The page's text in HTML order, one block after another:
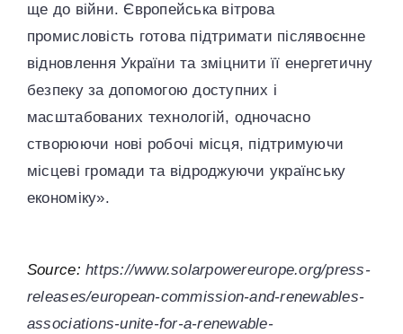
ще до війни. Європейська вітрова
промисловість готова підтримати післявоєнне
відновлення України та зміцнити її енергетичну
безпеку за допомогою доступних і
масштабованих технологій, одночасно
створюючи нові робочі місця, підтримуючи
місцеві громади та відроджуючи українську
економіку».
Source:https://www.solarpowereurope.org/press-
releases/european-commission-and-renewables-
associations-unite-for-a-renewable-